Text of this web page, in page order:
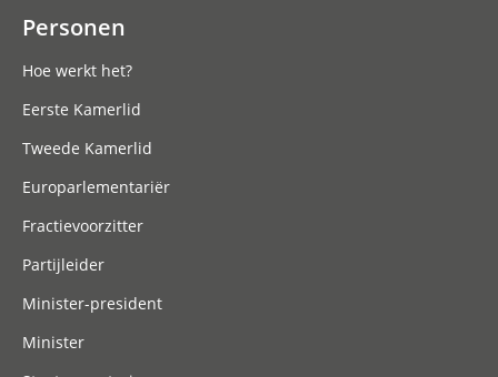
Personen
Hoe werkt het?
Eerste Kamerlid
Tweede Kamerlid
Europarlementariër
Fractievoorzitter
Partijleider
Minister-president
Minister